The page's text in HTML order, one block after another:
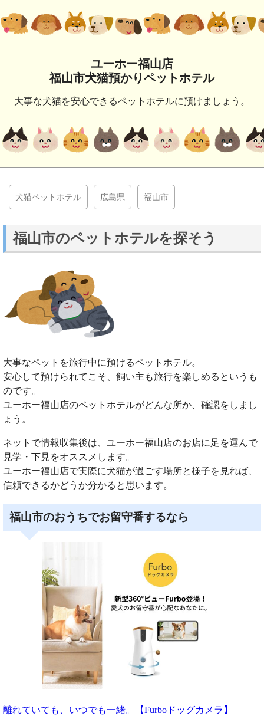
ユーホー福山店
福山市犬猫預かりペットホテル
大事な犬猫を安心できるペットホテルに預けましょう。
犬猫ペットホテル 広島県 福山市
福山市のペットホテルを探そう
大事なペットを旅行中に預けるペットホテル。
安心して預けられてこそ、飼い主も旅行を楽しめるというも
のです。
ユーホー福山店のペットホテルがどんな所か、確認をしまし
ょう。
ネットで情報収集後は、ユーホー福山店のお店に足を運んで
見学・下見をオススメします。
ユーホー福山店で実際に犬猫が過ごす場所と様子を見れば、
信頼できるかどうか分かると思います。
福山市のおうちでお留守番するなら
離れていても、いつでも一緒。【Furboドッグカメラ】